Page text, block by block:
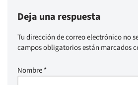
Deja una respuesta
Tu dirección de correo electrónico no
campos obligatorios están marcados
Nombre*